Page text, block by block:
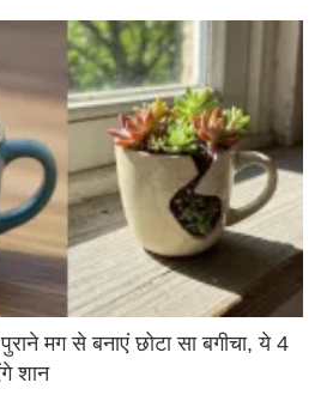
मग से बनाएं छोटा सा बगीचा, ये 4
शान